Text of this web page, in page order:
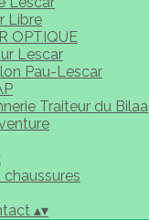
Libre
OPTIQUE
Lescar
Pau-Lescar
Traiteur du Bilaa
chaussures
▴▾